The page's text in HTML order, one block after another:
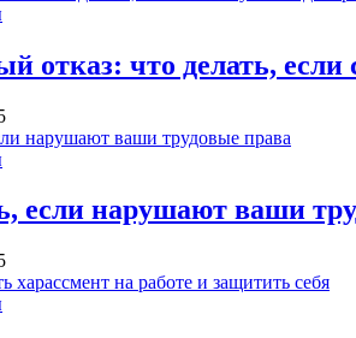
отказ: что делать,
если нарушают ваши